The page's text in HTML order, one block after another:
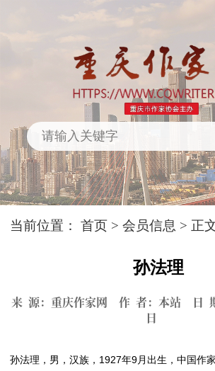
当前位置：首页 >会员信息 > 正
孙法理
来 源：重庆作家网 作 者：本站 日
日
孙法理，男，汉族，1927年9月出生，中国作